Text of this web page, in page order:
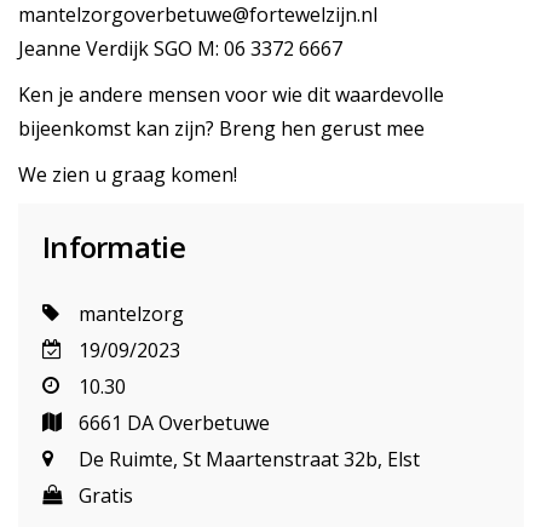
mantelzorgoverbetuwe@fortewelzijn.nl
Jeanne Verdijk SGO M: 06 3372 6667
Ken je andere mensen voor wie dit waardevolle
bijeenkomst kan zijn? Breng hen gerust mee
We zien u graag komen!
Informatie
mantelzorg
19/09/2023
10.30
6661 DA Overbetuwe
De Ruimte, St Maartenstraat 32b, Elst
Gratis